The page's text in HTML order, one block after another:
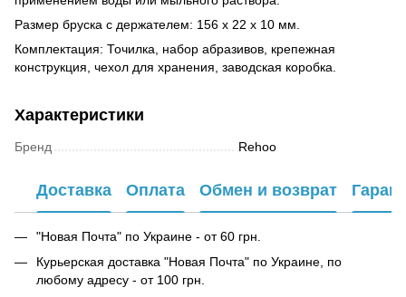
Размер бруска с держателем: 156 x 22 x 10 мм.
Комплектация: Точилка, набор абразивов, крепежная
конструкция, чехол для хранения, заводская коробка.
Характеристики
Бренд Rehoo
Доставка Оплата Обмен и возврат
"Новая Почта" по Украине - от 60 грн.
Курьерская доставка "Новая Почта" по Украине, по
любому адресу - от 100 грн.